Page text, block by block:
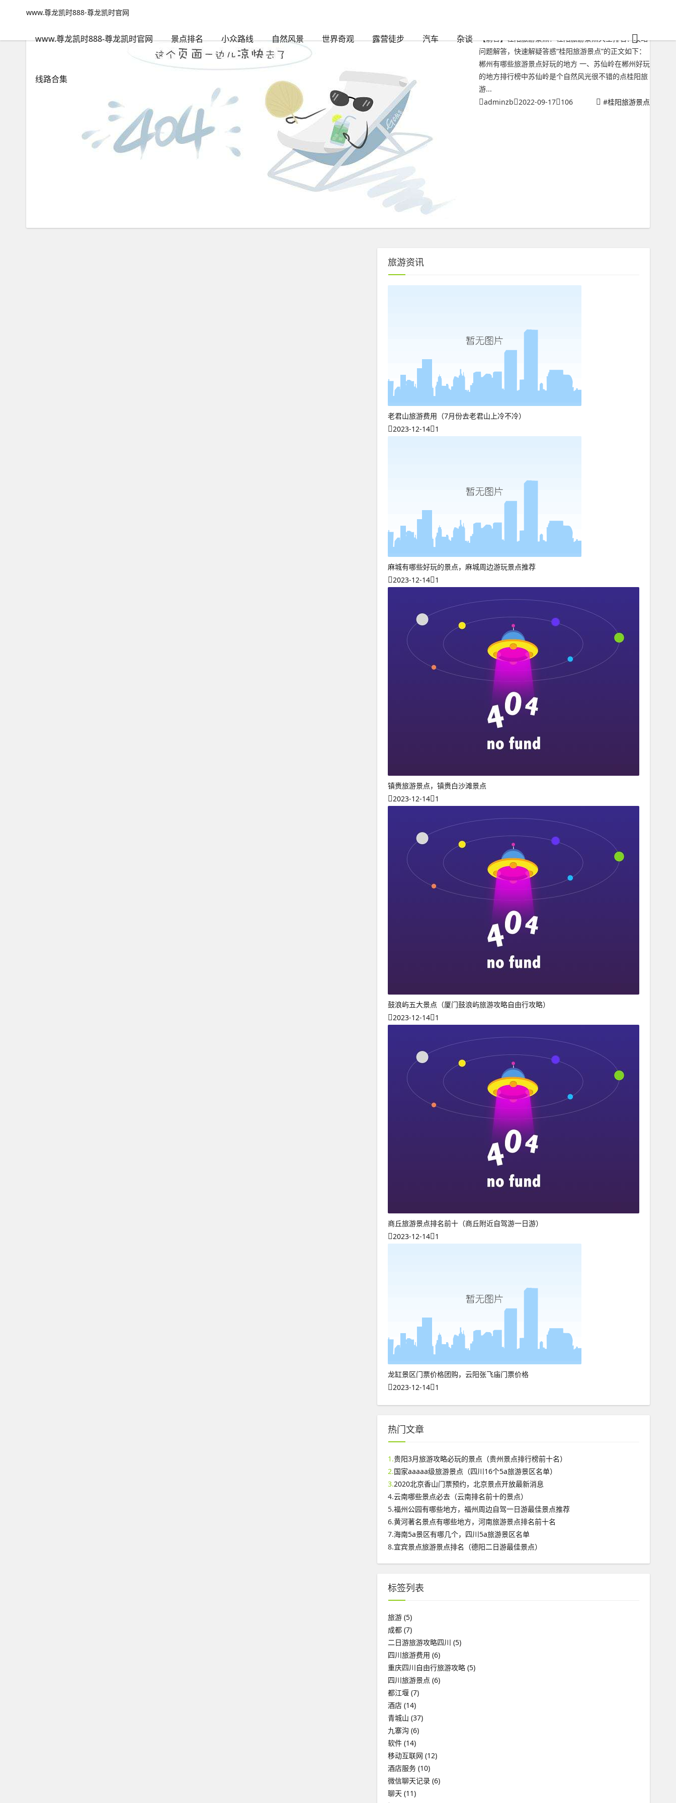
www.尊龙凯时888-尊龙凯时官网
www.尊龙凯时888-尊龙凯时官网 景点排名 小众路线 自然风景 世界奇观 露营徒步 汽车 杂谈
线路合集
www.尊龙凯时888-尊龙凯时官网
【前言】桂阳旅游景点？桂阳旅游景点大全排名？攻略
问题解答，快速解疑答惑“桂阳旅游景点”的正文如下：
郴州有哪些旅游景点好玩的地方 一、苏仙岭在郴州好玩
的地方排行榜中苏仙岭是个自然风光很不错的点桂阳旅
游...
adminzb 2022-09-17 106 #桂阳旅游景点
旅游资讯
老君山旅游费用（7月份去老君山上冷不冷）
2023-12-14 1
麻城有哪些好玩的景点，麻城周边游玩景点推荐
2023-12-14 1
镇赉旅游景点，镇赉白沙滩景点
2023-12-14 1
鼓浪屿五大景点（厦门鼓浪屿旅游攻略自由行攻略）
2023-12-14 1
商丘旅游景点排名前十（商丘附近自驾游一日游）
2023-12-14 1
龙缸景区门票价格团购，云阳张飞庙门票价格
2023-12-14 1
热门文章
1.贵阳3月旅游攻略必玩的景点（贵州景点排行榜前十名）
2.国家aaaaa级旅游景点（四川16个5a旅游景区名单）
3.2020北京香山门票预约，北京景点开放最新消息
4.云南哪些景点必去（云南排名前十的景点）
5.福州公园有哪些地方，福州周边自驾一日游最佳景点推荐
6.黄河著名景点有哪些地方，河南旅游景点排名前十名
7.海南5a景区有哪几个，四川5a旅游景区名单
8.宜宾景点旅游景点排名（德阳二日游最佳景点）
标签列表
旅游 (5)
成都 (7)
二日游旅游攻略四川 (5)
四川旅游费用 (6)
重庆四川自由行旅游攻略 (5)
四川旅游景点 (6)
都江堰 (7)
酒店 (14)
青城山 (37)
九寨沟 (6)
软件 (14)
移动互联网 (12)
酒店服务 (10)
微信聊天记录 (6)
聊天 (11)